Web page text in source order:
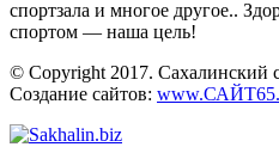
спортзала и многое другое..
спортом — наша цель!
© Copyright 2017. Сахалинский
Создание сайтов: